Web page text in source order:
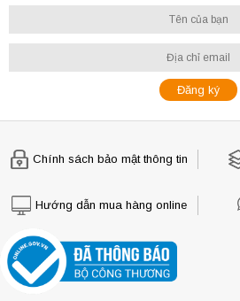
Chính sách bảo mật thông tin
Hướng dẫn mua hàng online